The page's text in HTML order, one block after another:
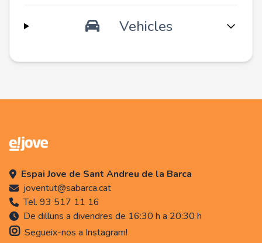
Vehicles
Espai Jove de Sant Andreu de la Barca
joventut@sabarca.cat
Tel. 93 517 11 16
De dilluns a divendres de 16:30 h a 20:30 h
Segueix-nos a Instagram!